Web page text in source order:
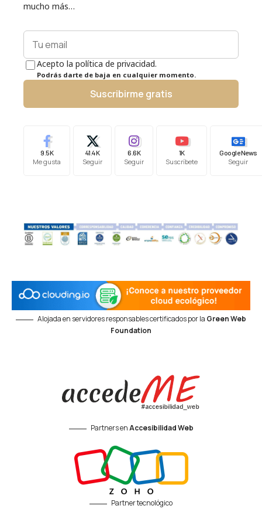
mucho más…
Acepto la política de privacidad.
Podrás darte de baja en cualquier momento.
Suscribirme gratis
9.5K
Me gusta
41.4K
Seguir
6.6K
Seguir
1K
Suscríbete
Google News
Seguir
Alojada en servidores responsables certificados por la Green Web
Foundation
Partners enAccesibilidad Web
Partner tecnológico